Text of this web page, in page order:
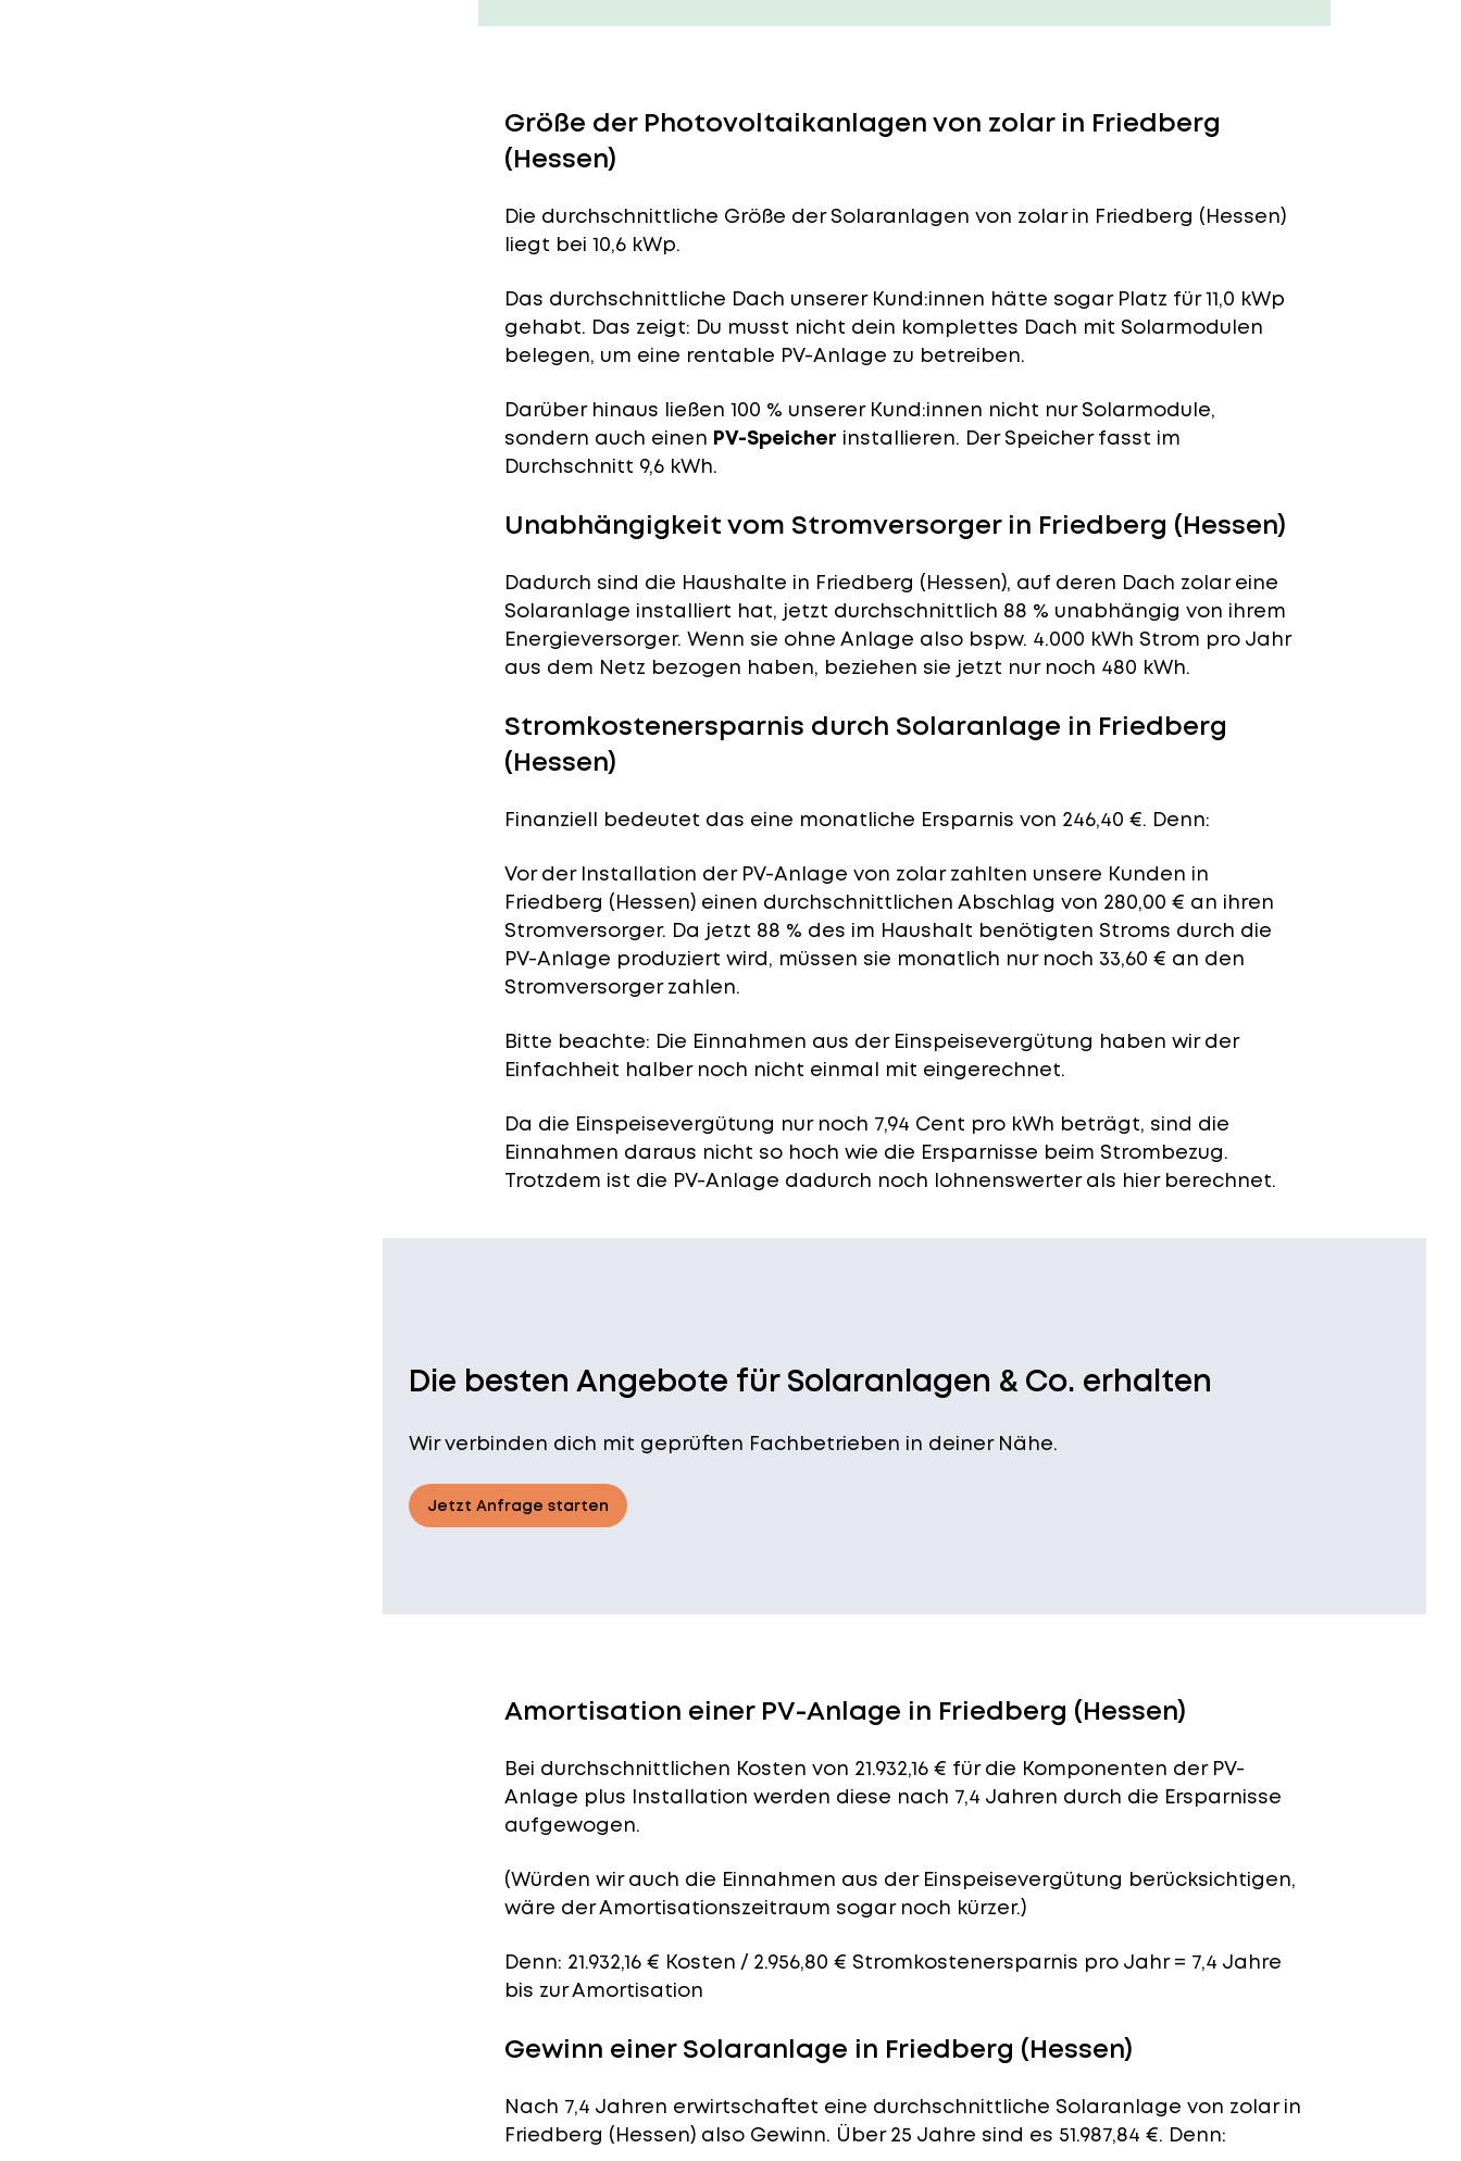
Größe der Photovoltaikanlagen von zolar in Friedberg
(Hessen)
Die durchschnittliche Größe der Solaranlagen von zolar in Friedberg (Hessen)
liegt bei 10,6 kWp.
Das durchschnittliche Dach unserer Kund:innen hätte sogar Platz für 11,0 kWp
gehabt. Das zeigt: Du musst nicht dein komplettes Dach mit Solarmodulen
belegen, um eine rentable PV-Anlage zu betreiben.
Darüber hinaus ließen 100 % unserer Kund:innen nicht nur Solarmodule,
sondern auch einen PV-Speicher installieren. Der Speicher fasst im
Durchschnitt 9,6 kWh.
Unabhängigkeit vom Stromversorger in Friedberg (Hessen)
Dadurch sind die Haushalte in Friedberg (Hessen), auf deren Dach zolar eine
Solaranlage installiert hat, jetzt durchschnittlich 88 % unabhängig von ihrem
Energieversorger. Wenn sie ohne Anlage also bspw. 4.000 kWh Strom pro Jahr
aus dem Netz bezogen haben, beziehen sie jetzt nur noch 480 kWh.
Stromkostenersparnis durch Solaranlage in Friedberg
(Hessen)
Finanziell bedeutet das eine monatliche Ersparnis von 246,40 €. Denn:
Vor der Installation der PV-Anlage von zolar zahlten unsere Kunden in
Friedberg (Hessen) einen durchschnittlichen Abschlag von 280,00 € an ihren
Stromversorger. Da jetzt 88 % des im Haushalt benötigten Stroms durch die
PV-Anlage produziert wird, müssen sie monatlich nur noch 33,60 € an den
Stromversorger zahlen.
Bitte beachte: Die Einnahmen aus der Einspeisevergütung haben wir der
Einfachheit halber noch nicht einmal mit eingerechnet.
Da die Einspeisevergütung nur noch 7,94 Cent pro kWh beträgt, sind die
Einnahmen daraus nicht so hoch wie die Ersparnisse beim Strombezug.
Trotzdem ist die PV-Anlage dadurch noch lohnenswerter als hier berechnet.
Die besten Angebote für Solaranlagen & Co. erhalten
Wir verbinden dich mit geprüften Fachbetrieben in deiner Nähe.
Jetzt Anfrage starten
Amortisation einer PV-Anlage in Friedberg (Hessen)
Bei durchschnittlichen Kosten von 21.932,16 € für die Komponenten der PV-
Anlage plus Installation werden diese nach 7,4 Jahren durch die Ersparnisse
aufgewogen.
(Würden wir auch die Einnahmen aus der Einspeisevergütung berücksichtigen,
wäre derAmortisationszeitraum sogar noch kürzer.)
Denn: 21.932,16 € Kosten / 2.956,80 € Stromkostenersparnis pro Jahr = 7,4 Jahre
bis zur Amortisation
Gewinn einer Solaranlage in Friedberg (Hessen)
Nach 7,4 Jahren erwirtschaftet eine durchschnittliche Solaranlage von zolar in
Friedberg (Hessen) also Gewinn. Über 25 Jahre sind es 51.987,84 €. Denn: